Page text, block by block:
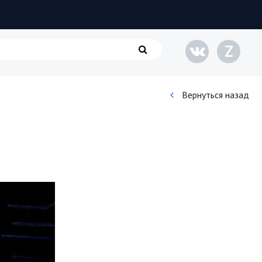
Семья и дети
Путешествия
Строительство
Z
Вернуться назад